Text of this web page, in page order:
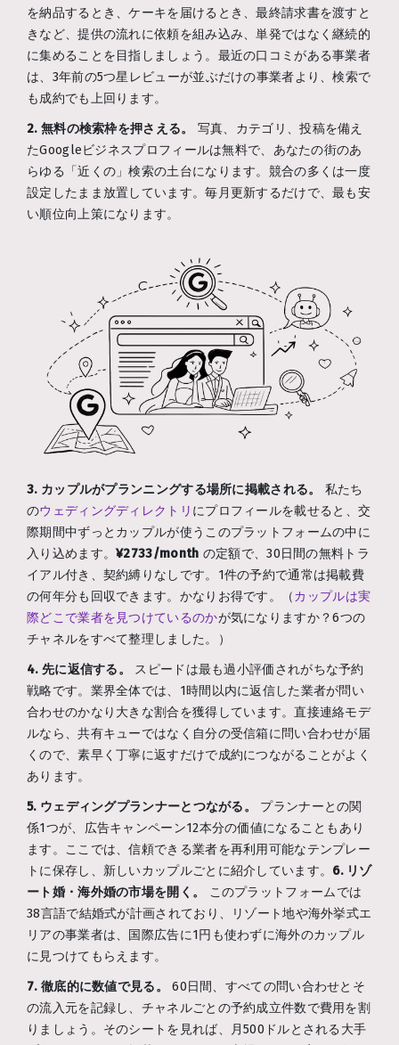
を納品するとき、ケーキを届けるとき、最終請求書を渡すと
きなど、提供の流れに依頼を組み込み、単発ではなく継続的
に集めることを目指しましょう。最近の口コミがある事業者
は、3年前の5つ星レビューが並ぶだけの事業者より、検索で
も成約でも上回ります。
2. 無料の検索枠を押さえる。
写真、カテゴリ、投稿を備え
たGoogleビジネスプロフィールは無料で、あなたの街のあ
らゆる「近くの」検索の土台になります。競合の多くは一度
設定したまま放置しています。毎月更新するだけで、最も安
い順位向上策になります。
3. カップルがプランニングする場所に掲載される。
私たち
のウェディングディレクトリ にプロフィールを載せると、交
際期間中ずっとカップルが使うこのプラットフォームの中に
入り込めます。¥2733/month の定額で、30日間の無料トラ
イアル付き、契約縛りなしです。1件の予約で通常は掲載費
の何年分も回収できます。かなりお得です。（カップルは実
際どこで業者を見つけているのかが気になりますか？6つの
チャネルをすべて整理しました。）
4. 先に返信する。
スピードは最も過小評価されがちな予約
戦略です。業界全体では、1時間以内に返信した業者が問い
合わせのかなり大きな割合を獲得しています。直接連絡モデ
ルなら、共有キューではなく自分の受信箱に問い合わせが届
くので、素早く丁寧に返すだけで成約につながることがよく
あります。
5. ウェディングプランナーとつながる。
プランナーとの関
係1つが、広告キャンペーン12本分の価値になることもあり
ます。ここでは、信頼できる業者を再利用可能なテンプレー
トに保存し、新しいカップルごとに紹介しています。 6. リゾ
ート婚・海外婚の市場を開く。
このプラットフォームでは
38言語で結婚式が計画されており、リゾート地や海外挙式エ
リアの事業者は、国際広告に1円も使わずに海外のカップル
に見つけてもらえます。
7. 徹底的に数値で見る。
60日間、すべての問い合わせとそ
の流入元を記録し、チャネルごとの予約成立件数で費用を割
りましょう。そのシートを見れば、月500ドルとされる大手